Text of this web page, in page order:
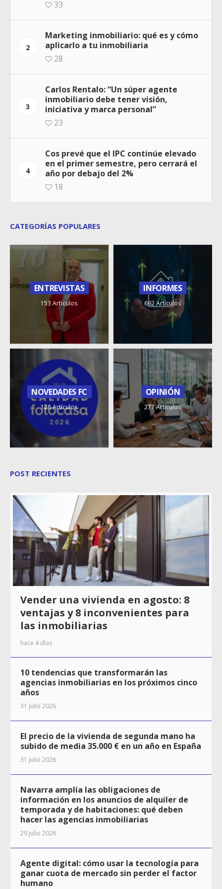
33
2
Marketing inmobiliario: qué es y cómo
aplicarlo a tu inmobiliaria
28
3
Carlos Rentalo: “Un súper agente
inmobiliario debe tener visión,
iniciativa y marca personal”
23
4
Cos prevé que el IPC continúe elevado
en el primer semestre, pero cerrará el
año por debajo del 2%
18
CATEGORÍAS POPULARES
ENTREVISTAS
153 Artículos
INFORMES
692 Artículos
NOVEDADES FC
128 Artículos
OPINIÓN
277 Artículos
POST RECIENTES
Vender una vivienda en agosto: 8
ventajas y 8 inconvenientes para
las inmobiliarias
hace 4 días
10 tendencias que transformarán las
agencias inmobiliarias en los próximos cinco
años
31 julio 2026
El precio de la vivienda de segunda mano ha
subido de media 35.000 € en un año en España
31 julio 2026
Navarra amplía las obligaciones de
información en los anuncios de alquiler de
temporada y de habitaciones: qué deben
hacer las agencias inmobiliarias
29 julio 2026
Agente digital: cómo usar la tecnología para
ganar cuota de mercado sin perder el factor
humano